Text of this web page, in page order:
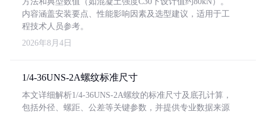
内容涵盖安装要点、性能影响因素及选型建议，适用于工
程技术人员参考。
2026年8月4日
1/4-36UNS-2A螺纹标准尺寸
本文详细解析1/4-36UNS-2A螺纹的标准尺寸及底孔计算，
包括外径、螺距、公差等关键参数，并提供专业数据来源